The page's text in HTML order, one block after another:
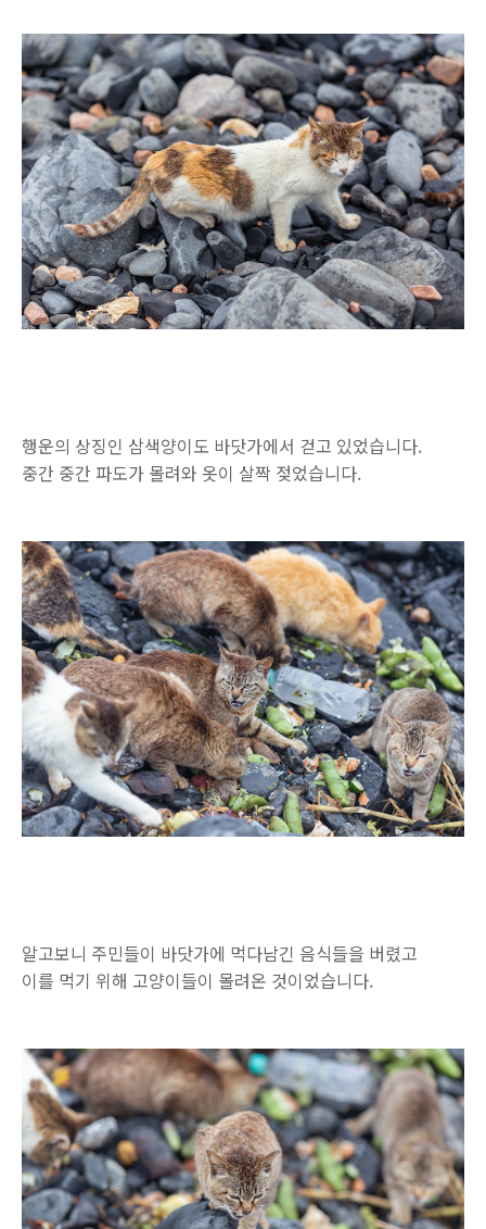
행운의 상징인 삼색양이도 바닷가에서 걷고 있었습니다.
중간 중간 파도가 몰려와 옷이 살짝 젖었습니다.
알고보니 주민들이 바닷가에 먹다남긴 음식들을 버렸고
이를 먹기 위해 고양이들이 몰려온 것이었습니다.